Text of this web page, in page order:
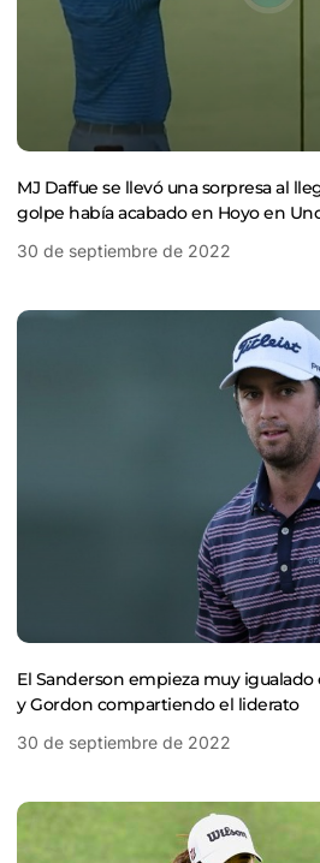
MJ Daffue se llevó una sorpresa al
golpe había acabado en Hoyo en
30 de septiembre de 2022
El Sanderson empieza muy
y Gordon compartiendo el liderato
30 de septiembre de 2022